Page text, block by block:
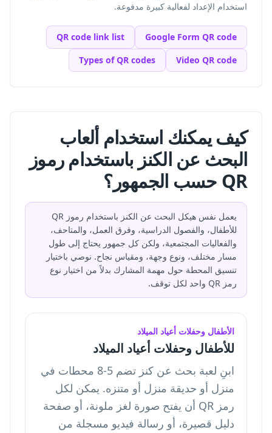
استخدام الإعداد لفعالية كبيرة مدفوعة.
Google Form QR code
QR code link list
Video QR code
Types of QR codes
كيف يمكنك استخدام ألعاب
البحث عن الكنز باستخدام رموز
QR حسب الجمهور؟
يعمل نفس هيكل البحث عن الكنز باستخدام رموز QR
للأطفال، والفصول الدراسية، وفرق العمل، والمتاحف،
والفعاليات المجتمعية، ولكن كل جمهور يحتاج إلى طول
مسار مختلف، ونوع وجهة، ومقياس نجاح. نوصي باختيار
تنسيق المحطة حول مهمة المشارك بدلاً من اختيار نوع
رمز QR واحد لكل توقف.
الأطفال وحفلات أعياد الميلاد
للأطفال وحفلات أعياد الميلاد
ابنِ لعبة بحث عن كنز تضم 5-8 محطات في
منزل أو حديقة منزل أو متنزه. يمكن لكل
رمز QR أن يفتح صورة لغز ملونة، أو صفحة
دليل قصيرة، أو رسالة فيديو مسجلة من